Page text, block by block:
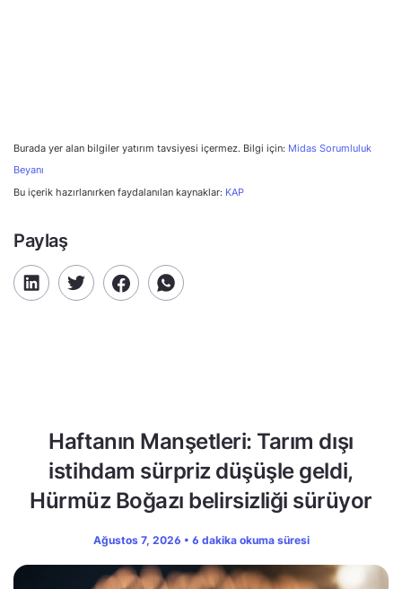
Burada yer alan bilgiler yatırım tavsiyesi içermez. Bilgi için: Midas Sorumluluk
Beyanı
Bu içerik hazırlanırken faydalanılan kaynaklar: KAP
Paylaş
Haftanın Manşetleri: Tarım dışı
istihdam sürpriz düşüşle geldi,
Hürmüz Boğazı belirsizliği sürüyor
Ağustos 7, 2026 • 6 dakika okuma süresi